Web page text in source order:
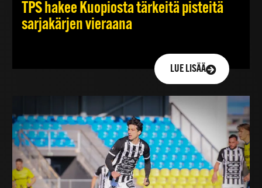
TPS hakee Kuopiosta tärkeitä pisteitä
sarjakärjen vieraana
LUE LISÄÄ